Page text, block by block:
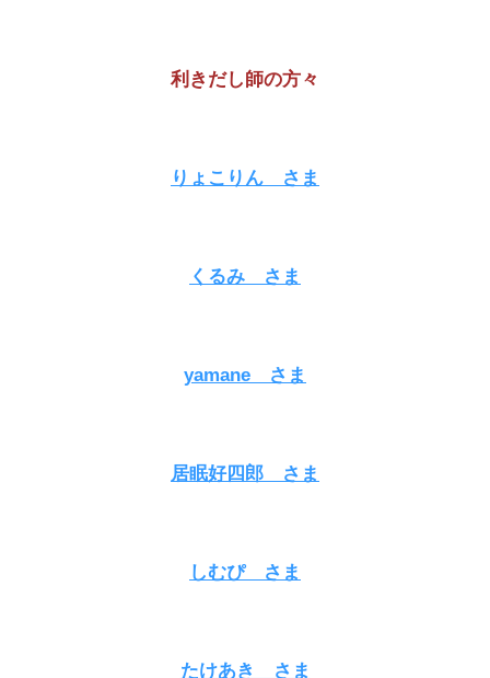
利きだし師の方々
りょこりん さま
くるみ さま
yamane さま
居眠好四郎 さま
しむぴ さま
たけあき さま